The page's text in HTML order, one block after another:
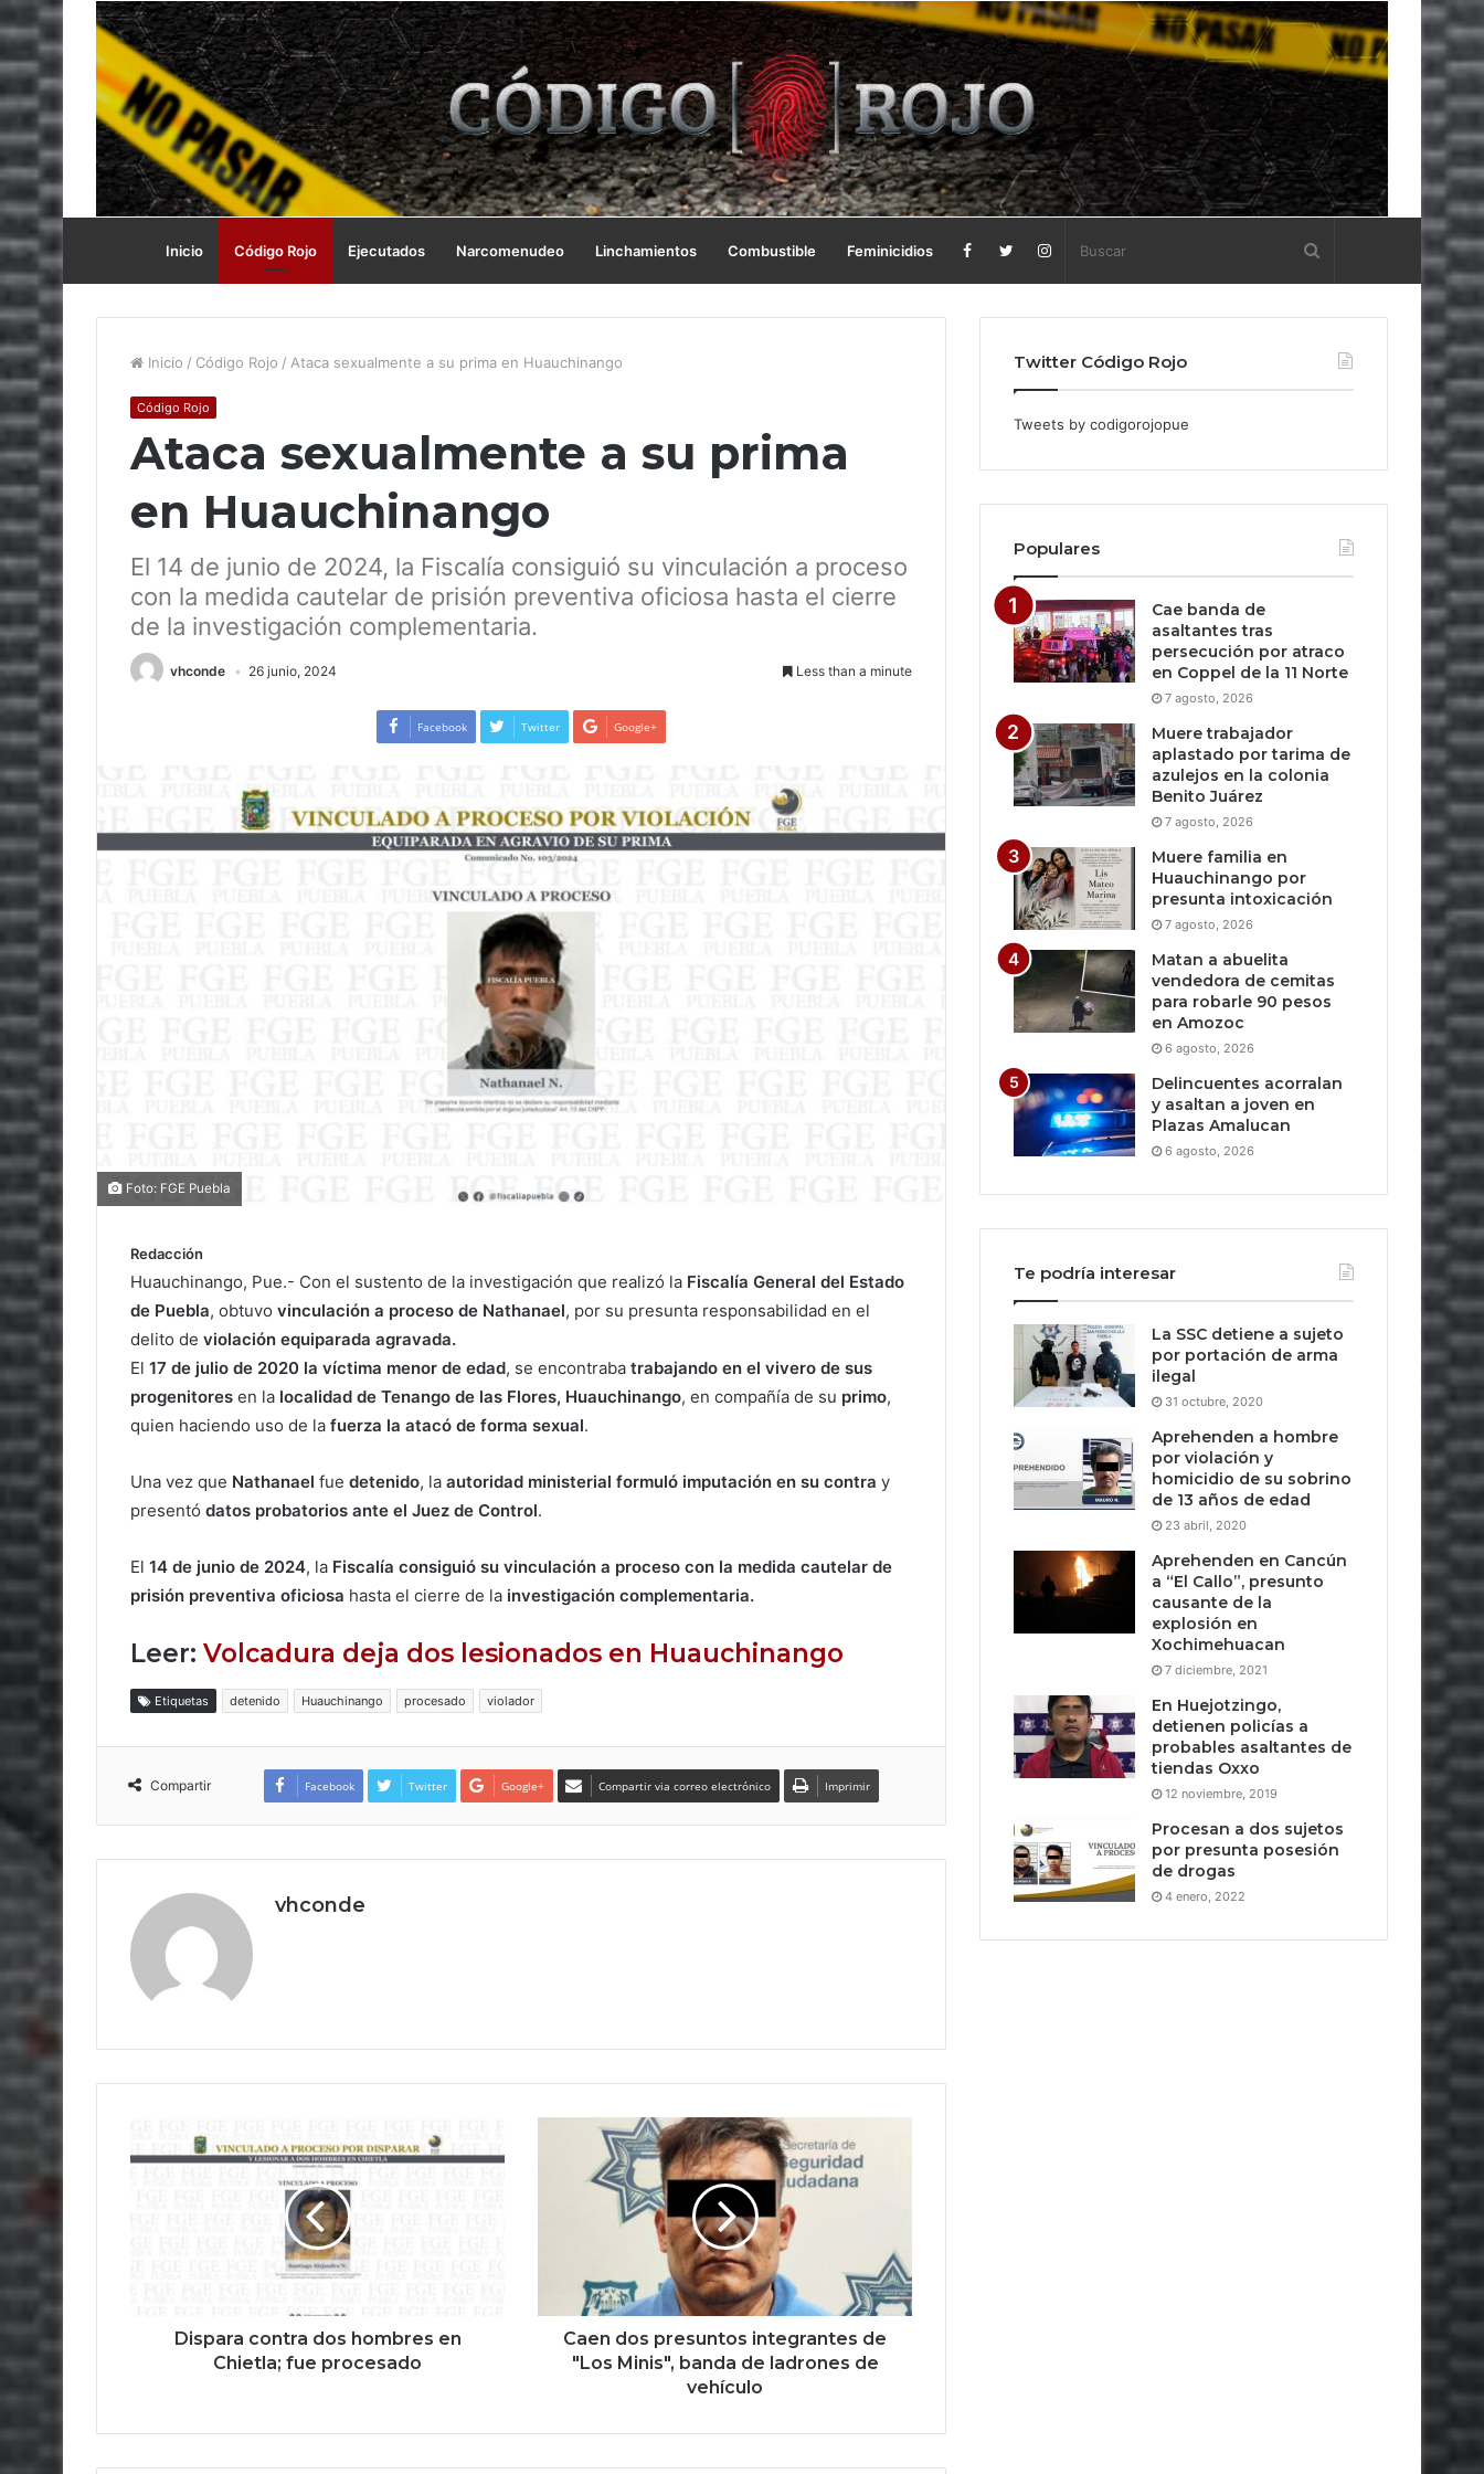
Inicio Código Rojo Ejecutados Narcomenudeo Linchamientos Combustible Feminicidios
Inicio / Código Rojo / Ataca sexualmente a su prima en Huauchinango
Código Rojo
Ataca sexualmente a su prima
en Huauchinango
El 14 de junio de 2024, la Fiscalía consiguió su vinculación a proceso
con la medida cautelar de prisión preventiva oficiosa hasta el cierre
de la investigación complementaria.
vhconde 26 junio, 2024 Less than a minute
Facebook Twitter Google+
Foto: FGE Puebla
Redacción
Huauchinango, Pue.- Con el sustento de la investigación que realizó la Fiscalía General del Estado
de Puebla, obtuvo vinculación a proceso de Nathanael, por su presunta responsabilidad en el
delito de violación equiparada agravada.
El 17 de julio de 2020 la víctima menor de edad, se encontraba trabajando en el vivero de sus
progenitores en la localidad de Tenango de las Flores, Huauchinango, en compañía de su primo,
quien haciendo uso de la fuerza la atacó de forma sexual.
Una vez que Nathanael fue detenido, la autoridad ministerial formuló imputación en su contra y
presentó datos probatorios ante el Juez de Control.
El 14 de junio de 2024, la Fiscalía consiguió su vinculación a proceso con la medida cautelar de
prisión preventiva oficiosa hasta el cierre de la investigación complementaria.
Leer: Volcadura deja dos lesionados en Huauchinango
Etiquetas detenido Huauchinango procesado violador
Compartir Facebook Twitter Google+ Compartir via correo electrónico Imprimir
vhconde
Dispara contra dos hombres en
Chietla; fue procesado
Caen dos presuntos integrantes de
"Los Minis", banda de ladrones de
vehículo
Twitter Código Rojo
Tweets by codigorojopue
Populares
Cae banda de
asaltantes tras
persecución por atraco
en Coppel de la 11 Norte
7 agosto, 2026
Muere trabajador
aplastado por tarima de
azulejos en la colonia
Benito Juárez
7 agosto, 2026
Muere familia en
Huauchinango por
presunta intoxicación
7 agosto, 2026
Matan a abuelita
vendedora de cemitas
para robarle 90 pesos
en Amozoc
6 agosto, 2026
Delincuentes acorralan
y asaltan a joven en
Plazas Amalucan
6 agosto, 2026
Te podría interesar
La SSC detiene a sujeto
por portación de arma
ilegal
31 octubre, 2020
Aprehenden a hombre
por violación y
homicidio de su sobrino
de 13 años de edad
23 abril, 2020
Aprehenden en Cancún
a “El Callo”, presunto
causante de la
explosión en
Xochimehuacan
7 diciembre, 2021
En Huejotzingo,
detienen policías a
probables asaltantes de
tiendas Oxxo
12 noviembre, 2019
Procesan a dos sujetos
por presunta posesión
de drogas
4 enero, 2022